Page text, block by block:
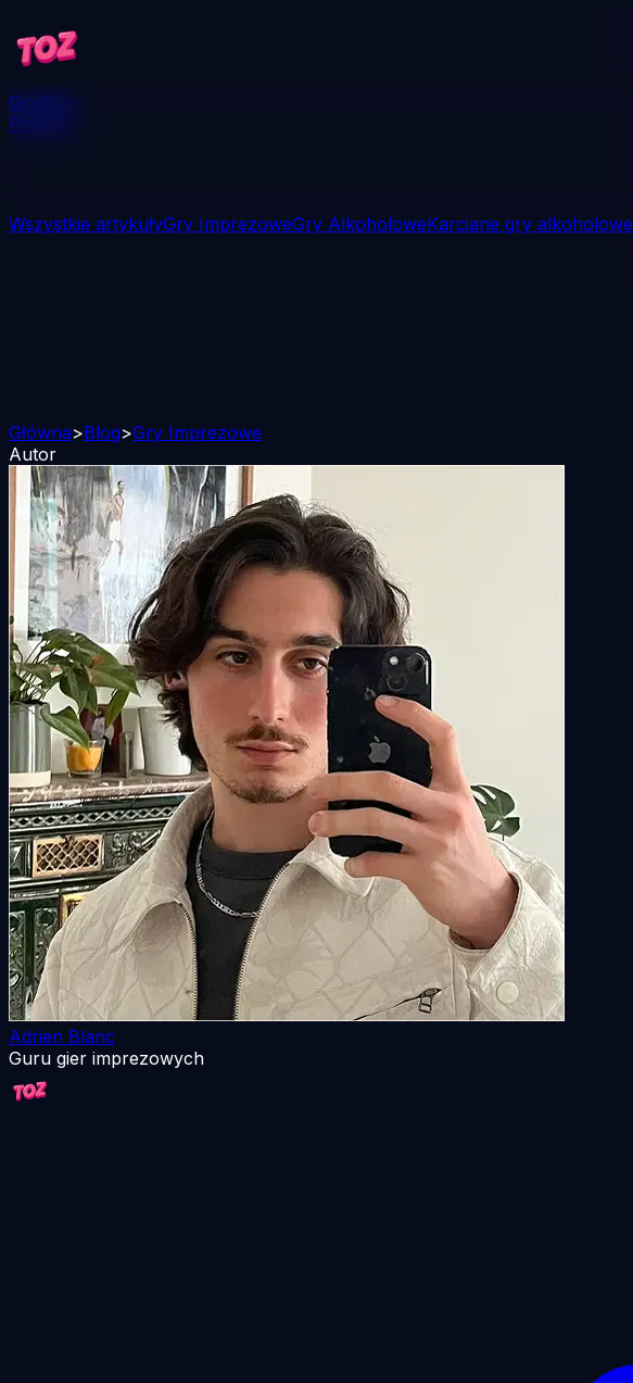
GryBlog
Pobierz
Wszystkie artykułyGry ImprezoweGry AlkoholoweKarciane gry alkoholowe
Główna>Blog>Gry Imprezowe
Autor
Adrien Blanc
Guru gier imprezowych